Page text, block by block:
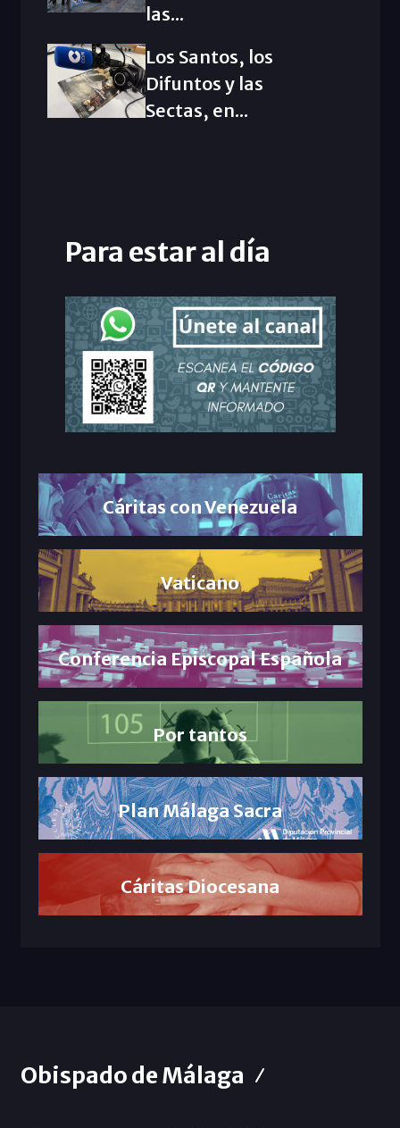
las...
Los Santos, los
Difuntos y las
Sectas, en...
Para estar al día
Cáritas con Venezuela
Vaticano
Conferencia Episcopal Española
Por tantos
Plan Málaga Sacra
Cáritas Diocesana
Obispado de Málaga